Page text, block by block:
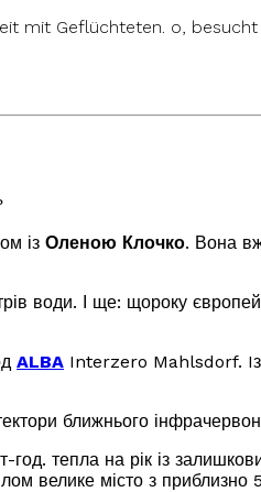
mit Geflüchteten. o,
для
із Оленою Клочко. Вона
води. І ще: щороку
ALBA Interzero Mahlsdorf.
ближнього
тепла на рік із
велике місто з приблизно